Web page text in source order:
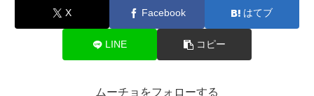
X Facebook はてブ
LINE コピー
ムーチョをフォローする